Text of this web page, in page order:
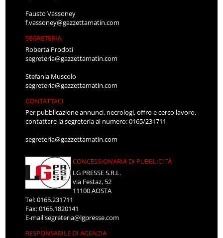
Fausto Vassoney
f.vassoney@gazzettamatin.com
SEGRETERIA
Roberta Prodoti
segreteria@gazzettamatin.com
Stefania Muscolo
segreteria@gazzettamatin.com
CONTATTACI
Per pubblicazione annunci, necrologi, offro e cerco lavoro,
contattare la segreteria al numero: 0165/231711
segreteria@gazzettamatin.com
CONCESSIONARIA DI PUBBLICITÀ
LG PRESSE S.R.L.
via Festaz, 52
11100 AOSTA
Tel: 0165.231711
Fax: 0165.1820141
E-mailsegreteria@lgpresse.com
RESPONSABILE DI AGENZIA